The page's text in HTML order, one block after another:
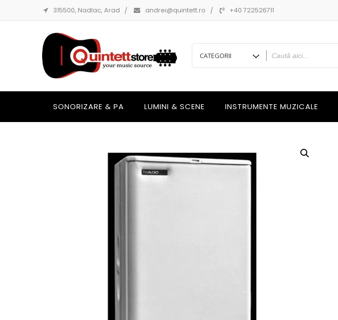
315500, Nadlac, Arad andrei@quintett.ro +40 722526711
SONORIZARE & PA LUMINI & SCENE INSTRUMENTE MUZICALE